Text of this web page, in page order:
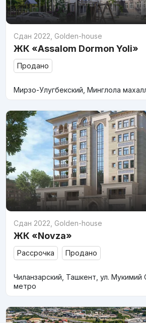
Сдан 2022 Golden-house
ЖК «Assalom Dormon Yoli»
Продано
Мирзо-Улугбекский, Минглола
Сдан 2022 Golden-house
ЖК «Novza»
Рассрочка Продано
Чиланзарский, Ташкент, ул. Мукимий
метро